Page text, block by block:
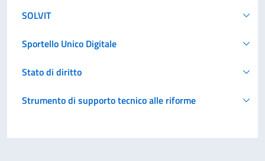
SOLVIT
Sportello Unico Digitale
Stato di diritto
Strumento di supporto tecnico alle riforme